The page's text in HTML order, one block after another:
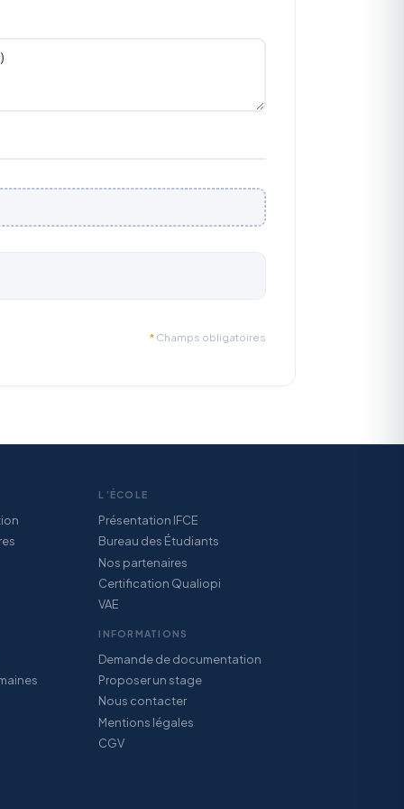
* Champs obligatoires
L’ÉCOLE
Présentation IFCE
Bureau des Étudiants
Nos partenaires
Certification Qualiopi
VAE
INFORMATIONS
Demande de documentation
Proposer un stage
Nous contacter
Mentions légales
CGV